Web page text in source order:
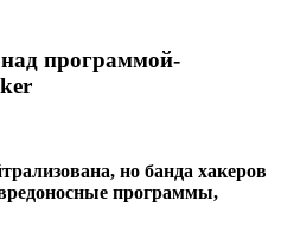
программой-
но банда хакеров
программы,